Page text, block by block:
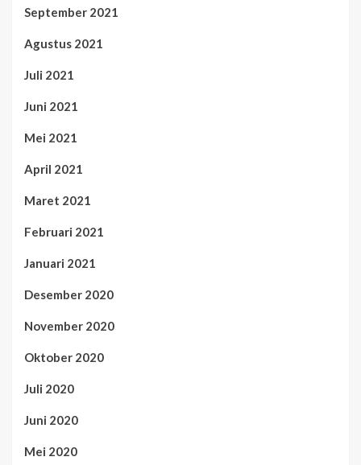
September 2021
Agustus 2021
Juli 2021
Juni 2021
Mei 2021
April 2021
Maret 2021
Februari 2021
Januari 2021
Desember 2020
November 2020
Oktober 2020
Juli 2020
Juni 2020
Mei 2020